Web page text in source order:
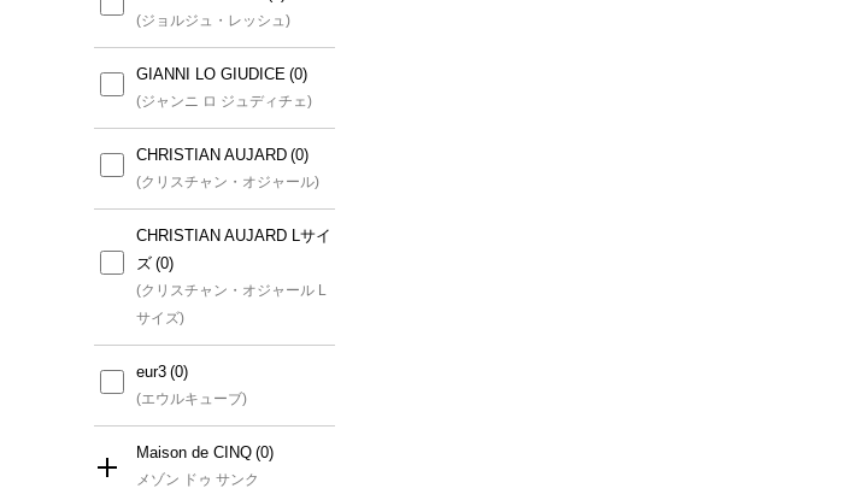
(ジョルジュ・レッシュ)
GIANNI LO GIUDICE
(ジャンニ ロ ジュディチェ)
CHRISTIAN AUJARD
(クリスチャン・オジャール)
CHRISTIAN AUJARD Lサイ
ズ
(クリスチャン・オジャール L
サイズ)
eur3
(エウルキューブ)
Maison de CINQ
メゾン ドゥ サンク